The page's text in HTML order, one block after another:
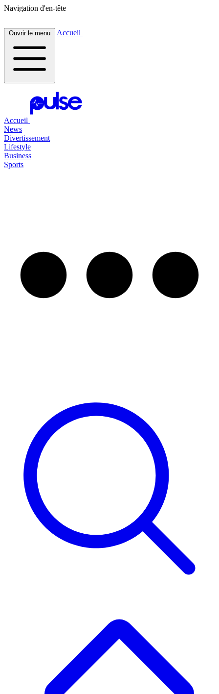
Navigation d'en-tête
Ouvrir le menu Accueil
Accueil
News
Divertissement
Lifestyle
Business
Sports